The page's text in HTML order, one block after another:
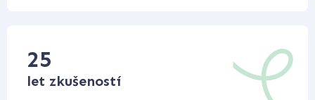
25
let zkušeností